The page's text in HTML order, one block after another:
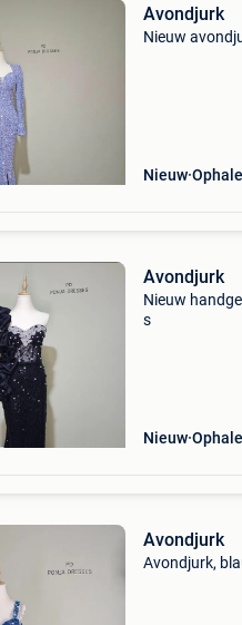
Avondjurk
Nieuw
Nieuw
Avondjurk
Nieuw
s
Nieuw
Avondjurk
Avondjurk,